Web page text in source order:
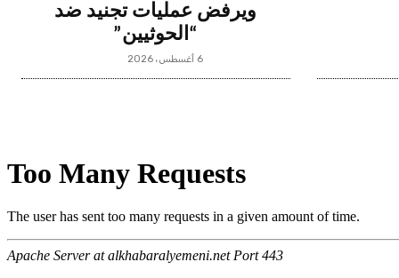
ويرفض عمليات تجنيد ضد
“الحوثيين”
6 أغسطس، 2026